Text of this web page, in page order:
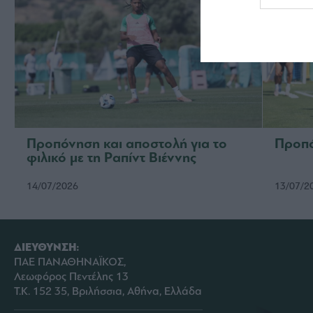
Προπόνηση και αποστολή για το
φιλικό με τη Ραπίντ Βιέννης
14/07/2026 13/07/
ΔΙΕΥΘΥΝΣΗ:
ΠΑΕ ΠΑΝΑΘΗΝΑΪΚΟΣ,
Λεωφόρος Πεντέλης 13
Τ.Κ. 152 35, Βριλήσσια, Αθήνα, Ελλάδα